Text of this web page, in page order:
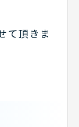
て頂きま